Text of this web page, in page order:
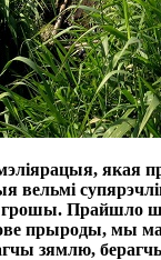
якая
вельмі
грошы. Прайшло
прыроды, мы
зямлю,